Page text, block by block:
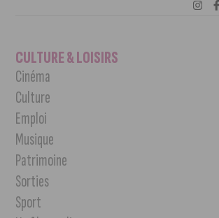
CULTURE & LOISIRS
Cinéma
Culture
Emploi
Musique
Patrimoine
Sorties
Sport